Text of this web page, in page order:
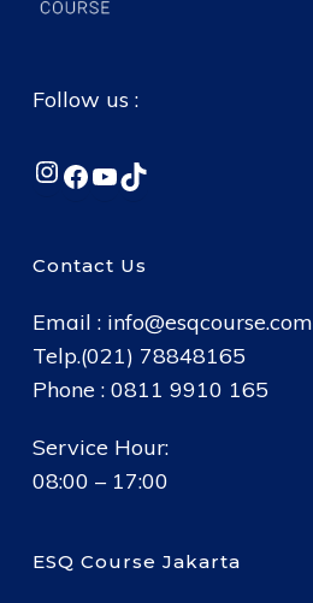
Follow us :
Instagram
Facebook
YouTube
TikTok
Contact Us
Email : info@esqcourse.com
Telp.(021) 78848165
Phone : 0811 9910 165
Service Hour:
08:00 – 17:00
ESQ Course Jakarta